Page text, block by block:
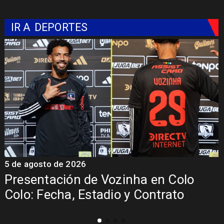
IR A DEPORTES
La Roja enfrentará a los anfitriones
del Mundial 2026
5 de agosto de 2026